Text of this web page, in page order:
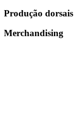
Produção dorsais
Merchandising